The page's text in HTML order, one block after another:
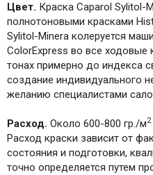
Цвет. Краска Caparol Sylitol-
полнотоновыми красками
Sylitol-Minera колеруется
ColorExpress во все ходовые
тонах примерно до индекса
создание индивидуального
желанию специалистами
Расход. Около 600-800 гр./м2
Расход краски зависит от
состояния и подготовки,
точно определяется путем